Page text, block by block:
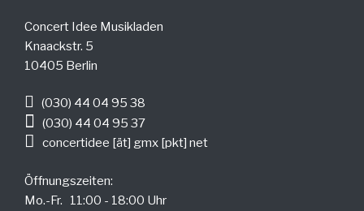
Concert Idee Musikladen
Knaackstr. 5
10405 Berlin
(030) 44 04 95 38
(030) 44 04 95 37
concertidee [ät] gmx [pkt] net
Öffnungszeiten:
Mo.-Fr. 11:00 - 18:00 Uhr